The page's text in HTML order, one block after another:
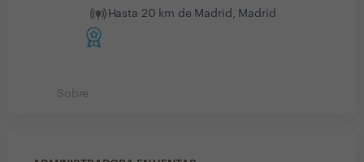
Hasta 20 km de Madrid, Madrid
Sobre